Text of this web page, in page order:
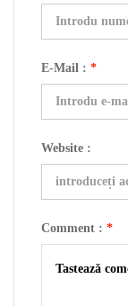
E-Mail : *
Website :
Comment : *